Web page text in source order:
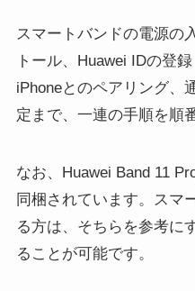
スマートバンドの電源の
トール、Huawei IDの登
iPhoneとのペアリング、
定まで、一連の手順を順
なお、Huawei Band 11
同梱されています。スマ
る方は、そちらを参考に
ることが可能です。